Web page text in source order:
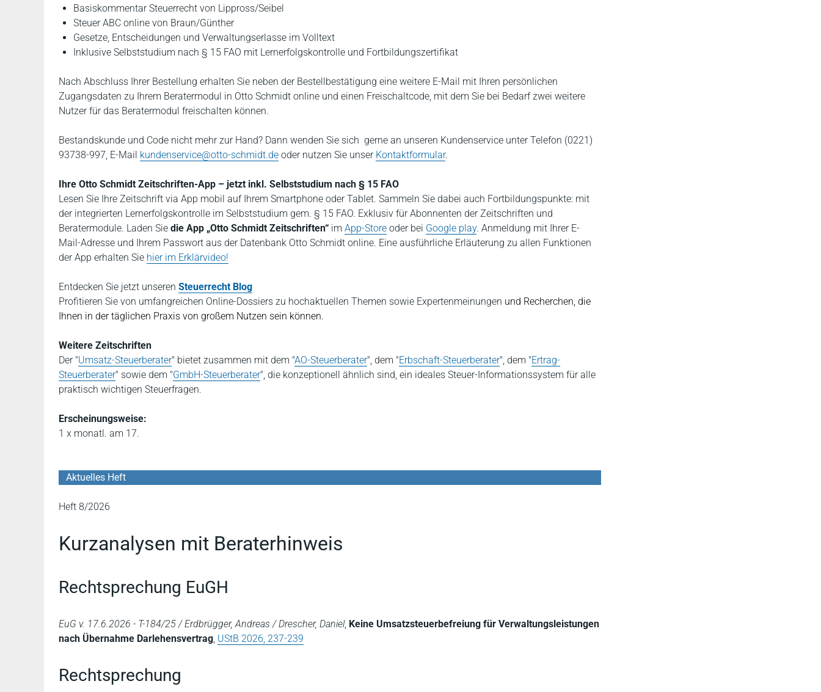
Basiskommentar Steuerrecht von Lippross/Seibel
Steuer ABC online von Braun/Günther
Gesetze, Entscheidungen und Verwaltungserlasse im Volltext
Inklusive Selbststudium nach § 15 FAO mit Lernerfolgskontrolle und Fortbildungszertifikat
Nach Abschluss Ihrer Bestellung erhalten Sie neben der Bestellbestätigung eine weitere E-Mail mit Ihren persönlichen
Zugangsdaten zu Ihrem Beratermodul in Otto Schmidt online und einen Freischaltcode, mit dem Sie bei Bedarf zwei weitere
Nutzer für das Beratermodul freischalten können.
Bestandskunde und Code nicht mehr zur Hand? Dann wenden Sie sich gerne an unseren Kundenservice unter Telefon (0221)
93738-997, E-Mail kundenservice@otto-schmidt.de oder nutzen Sie unser Kontaktformular.
Ihre Otto Schmidt Zeitschriften-App – jetzt inkl. Selbststudium nach § 15 FAO
Lesen Sie Ihre Zeitschrift via App mobil auf Ihrem Smartphone oder Tablet. Sammeln Sie dabei auch Fortbildungspunkte: mit
der integrierten Lernerfolgskontrolle im Selbststudium gem. § 15 FAO. Exklusiv für Abonnenten der Zeitschriften und
Beratermodule. Laden Sie die App „Otto Schmidt Zeitschriften“ im App-Store oder bei Google play. Anmeldung mit Ihrer E-
Mail-Adresse und Ihrem Passwort aus der Datenbank Otto Schmidt online. Eine ausführliche Erläuterung zu allen Funktionen
der App erhalten Sie hier im Erklärvideo!
Entdecken Sie jetzt unseren Steuerrecht Blog
Profitieren Sie von umfangreichen Online-Dossiers zu hochaktuellen Themen sowie Expertenmeinungen und Recherchen, die
Ihnen in der täglichen Praxis von großem Nutzen sein können.
Weitere Zeitschriften
Der "Umsatz-Steuerberater" bietet zusammen mit dem "AO-Steuerberater", dem "Erbschaft-Steuerberater", dem "Ertrag-
Steuerberater" sowie dem "GmbH-Steuerberater", die konzeptionell ähnlich sind, ein ideales Steuer-Informationssystem für alle
praktisch wichtigen Steuerfragen.
Erscheinungsweise:
1 x monatl. am 17.
Aktuelles Heft
Heft 8/2026
Kurzanalysen mit Beraterhinweis
Rechtsprechung EuGH
EuG v. 17.6.2026 - T-184/25 / Erdbrügger, Andreas / Drescher, Daniel, Keine Umsatzsteuerbefreiung für Verwaltungsleistungen
nach Übernahme Darlehensvertrag, UStB 2026, 237-239
Rechtsprechung